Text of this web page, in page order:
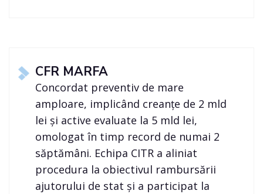
CFR MARFA
Concordat preventiv de mare
amploare, implicând creanțe de 2 mld
lei și active evaluate la 5 mld lei,
omologat în timp record de numai 2
săptămâni. Echipa CITR a aliniat
procedura la obiectivul rambursării
ajutorului de stat și a participat la